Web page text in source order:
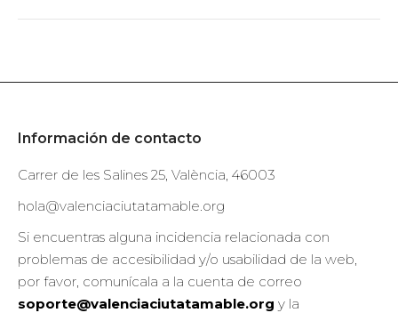
Información de contacto
Carrer de les Salines 25, València, 46003
hola@valenciaciutatamable.org
Si encuentras alguna incidencia relacionada con
problemas de accesibilidad y/o usabilidad de la web,
por favor, comunícala a la cuenta de correo
soporte@valenciaciutatamable.org y la